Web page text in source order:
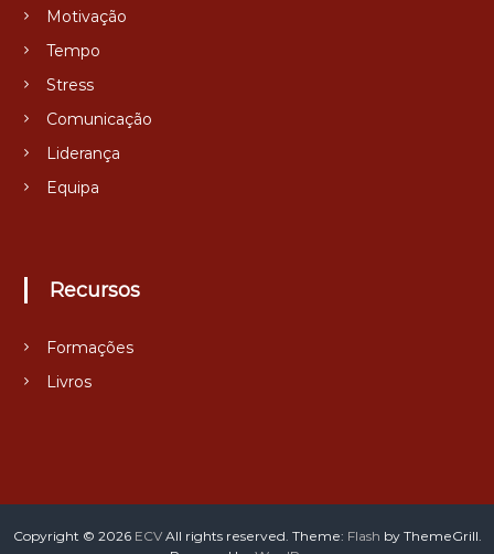
Motivação
Tempo
Stress
Comunicação
Liderança
Equipa
Recursos
Formações
Livros
Copyright © 2026 ECVAll rights reserved. Theme: Flash by ThemeGrill.